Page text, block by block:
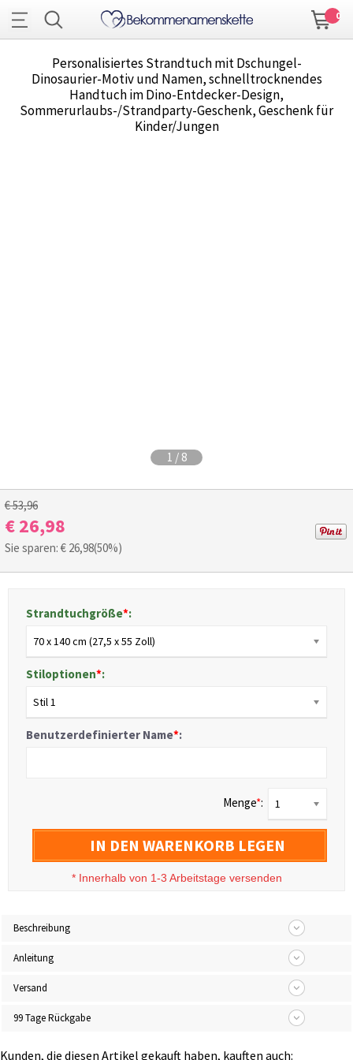
0
Personalisiertes Strandtuch mit Dschungel-
Dinosaurier-Motiv und Namen, schnelltrocknendes
Handtuch im Dino-Entdecker-Design,
Sommerurlaubs-/Strandparty-Geschenk, Geschenk für
Kinder/Jungen
1 / 8
€ 53,96
€ 26,98
Sie sparen: € 26,98(50%)
Strandtuchgröße*:
70 x 140 cm (27,5 x 55 Zoll)
Stiloptionen*:
Stil 1
Benutzerdefinierter Name*:
Menge*: 1
IN DEN WARENKORB LEGEN
* Innerhalb von 1-3 Arbeitstage versenden
Beschreibung
Anleitung
Versand
99 Tage Rückgabe
Kunden, die diesen Artikel gekauft haben, kauften auch: